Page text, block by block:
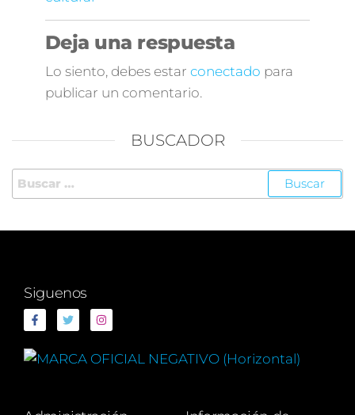
Deja una respuesta
Lo siento, debes estar conectado para
publicar un comentario.
BUSCADOR
Siguenos